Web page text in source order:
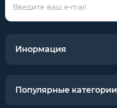
Инормация
Популярные категории